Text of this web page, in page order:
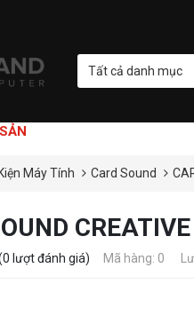
Tất cả danh mục
Máy Tính Card Sound
lượt đánh giá) Mã hàng: 0